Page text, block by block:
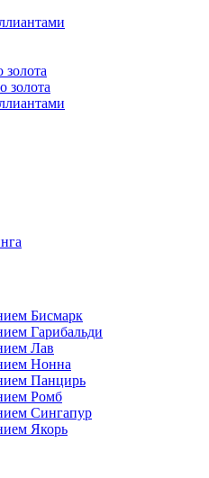
золота
золота
Бисмарк
Гарибальди
Лав
Нонна
Панцирь
Ромб
Сингапур
Якорь